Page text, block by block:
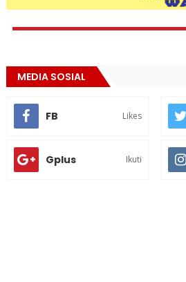
MEDIA SOSIAL
FB Likes
Gplus Ikuti